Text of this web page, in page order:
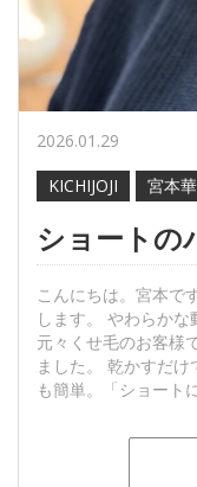
2026.01.29
KICHIJOJI
宮本
ショートの
こんにちは。宮本で
します。 やわらかな
元々くせ毛のお客様
ました。 乾かすだ
も簡単。「ショート